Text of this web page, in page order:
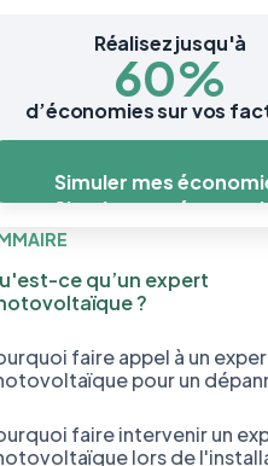
Réalisez jusqu'à
60%
d’économies sur vos
Simuler mes
Simuler mes
ce qu’un expert
?
faire appel à un
pour un
faire intervenir un
lors de